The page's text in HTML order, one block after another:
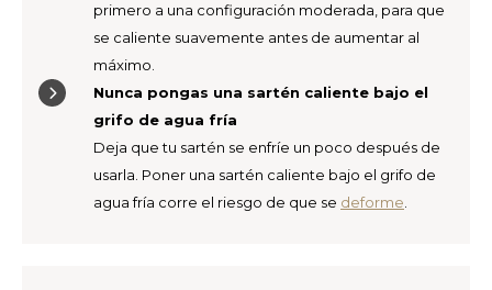
primero a una configuración moderada, para que
se caliente suavemente antes de aumentar al
máximo.
Nunca pongas una sartén caliente bajo el
grifo de agua fría
Deja que tu sartén se enfríe un poco después de
usarla. Poner una sartén caliente bajo el grifo de
agua fría corre el riesgo de que se deforme